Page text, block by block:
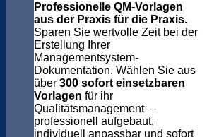
Professionelle QM-Vorlagen
aus der Praxis für die Praxis.
Sparen Sie wertvolle Zeit bei der
Erstellung Ihrer
Managementsystem-
Dokumentation. Wählen Sie aus
über 300 sofort einsetzbaren
Vorlagen für ihr
Qualitätsmanagement –
professionell aufgebaut,
individuell anpassbar und sofort